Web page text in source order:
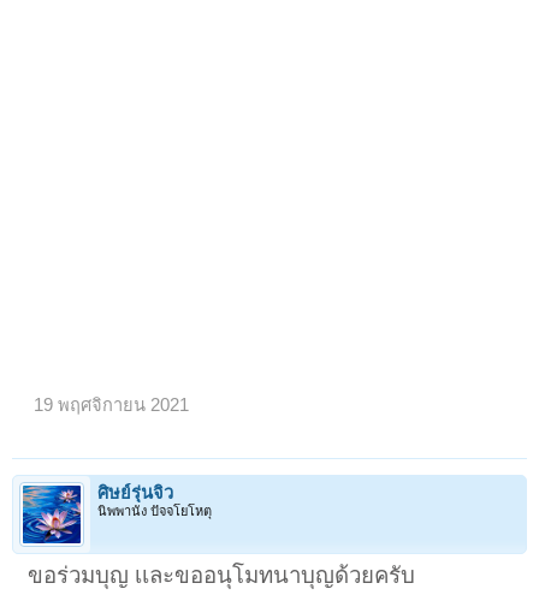
19 พฤศจิกายน 2021
ศิษย์รุ่นจิ๋ว
นิพพานัง ปัจจโยโหตุ
ขอร่วมบุญ เเละขออนุโมทนาบุญด้วยครับ